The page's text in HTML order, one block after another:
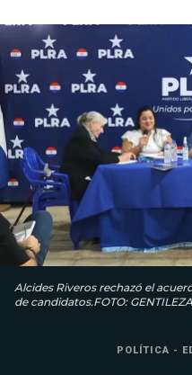
Alcides Riveros rechazó el
de candidatos.FOTO: GENTILEZA
POLÍTICA -